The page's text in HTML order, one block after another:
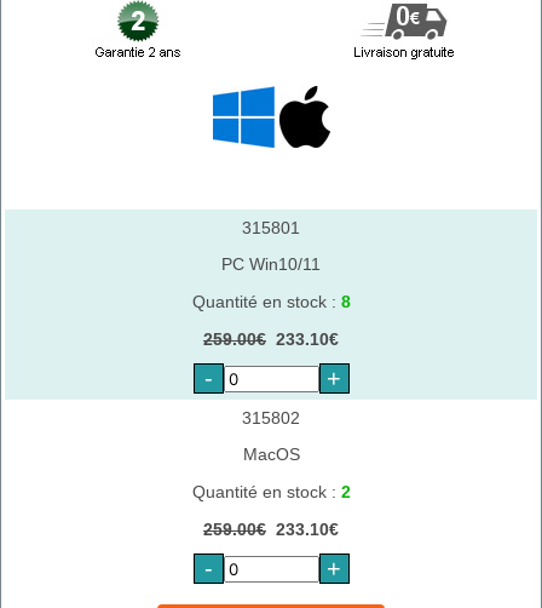
315801
PC Win10/11
Quantité en stock : 8
259.00€ 233.10€
- +
315802
MacOS
Quantité en stock : 2
259.00€ 233.10€
- +